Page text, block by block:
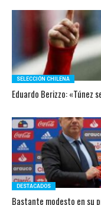
SELECCIÓN CHILENA
Eduardo Berizzo: «Túnez
DESTACADOS
Bastante modesto en su